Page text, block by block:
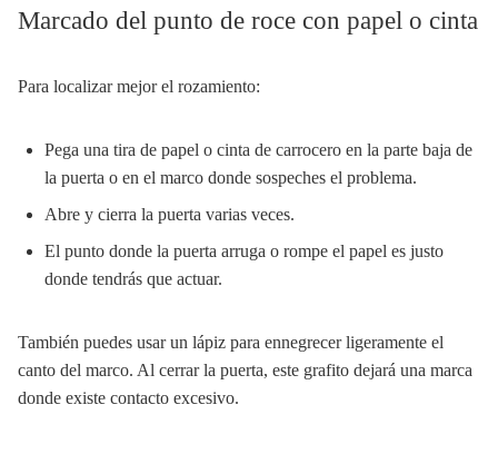
Marcado del punto de roce con papel o cinta
Para localizar mejor el rozamiento:
Pega una tira de papel o cinta de carrocero en la parte baja de
la puerta o en el marco donde sospeches el problema.
Abre y cierra la puerta varias veces.
El punto donde la puerta arruga o rompe el papel es justo
donde tendrás que actuar.
También puedes usar un lápiz para ennegrecer ligeramente el
canto del marco. Al cerrar la puerta, este grafito dejará una marca
donde existe contacto excesivo.